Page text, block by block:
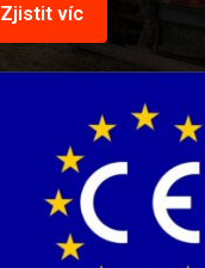
Zjistit víc